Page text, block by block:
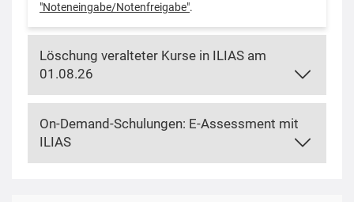
"Noteneingabe/Notenfreigabe".
Löschung veralteter Kurse in ILIAS am
01.08.26
On-Demand-Schulungen: E-Assessment mit
ILIAS